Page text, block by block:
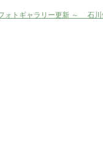
ォトギャラリー更新 ～ 石